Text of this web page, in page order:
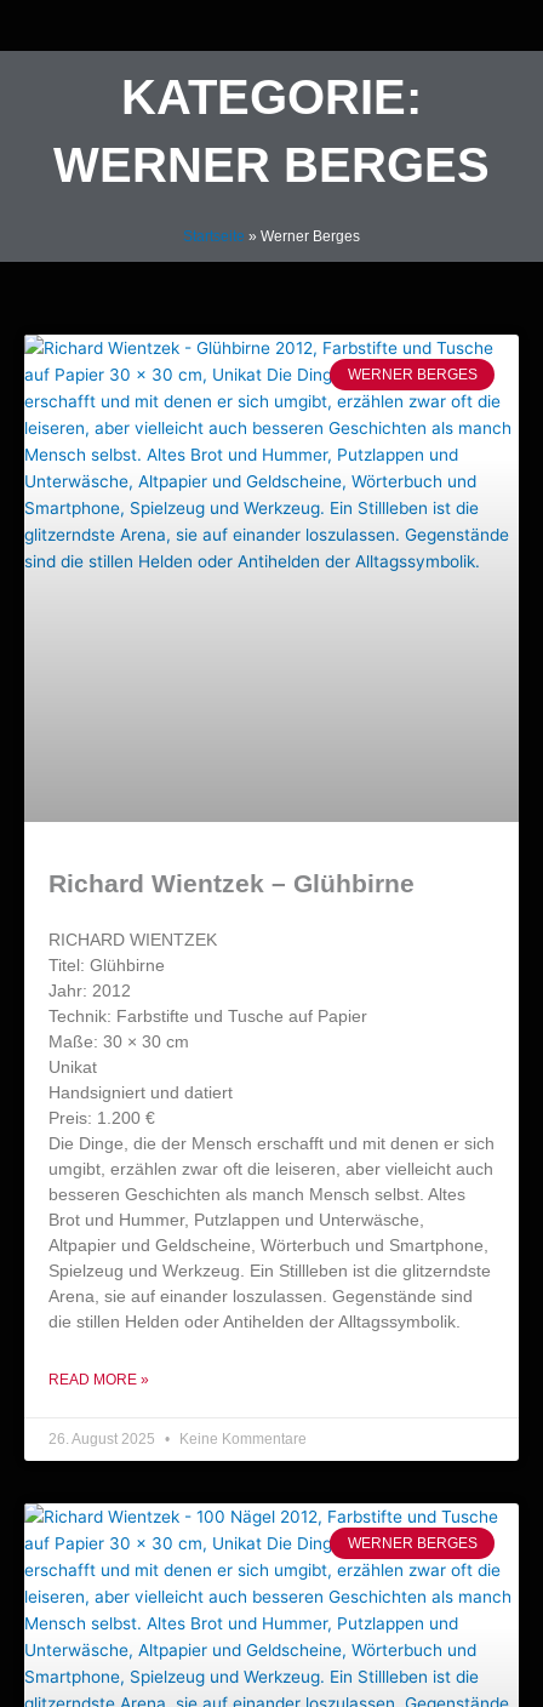
KATEGORIE:
WERNER BERGES
Startseite » Werner Berges
WERNER BERGES
Richard Wientzek – Glühbirne
RICHARD WIENTZEK
Titel: Glühbirne
Jahr: 2012
Technik: Farbstifte und Tusche auf Papier
Maße: 30 × 30 cm
Unikat
Handsigniert und datiert
Preis: 1.200 €
Die Dinge, die der Mensch erschafft und mit denen er sich
umgibt, erzählen zwar oft die leiseren, aber vielleicht auch
besseren Geschichten als manch Mensch selbst. Altes
Brot und Hummer, Putzlappen und Unterwäsche,
Altpapier und Geldscheine, Wörterbuch und Smartphone,
Spielzeug und Werkzeug. Ein Stillleben ist die glitzerndste
Arena, sie auf einander loszulassen. Gegenstände sind
die stillen Helden oder Antihelden der Alltagssymbolik.
READ MORE »
26. August 2025 Keine Kommentare
WERNER BERGES
SeiteSeiteSeiteSeiteSeite